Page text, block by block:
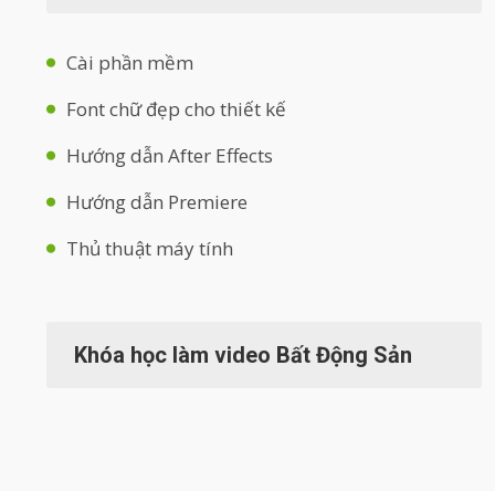
Cài phần mềm
Font chữ đẹp cho thiết kế
Hướng dẫn After Effects
Hướng dẫn Premiere
Thủ thuật máy tính
Khóa học làm video Bất Động Sản